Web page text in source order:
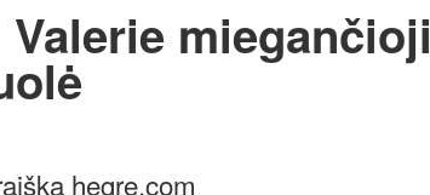
miegančioji
hegre.com